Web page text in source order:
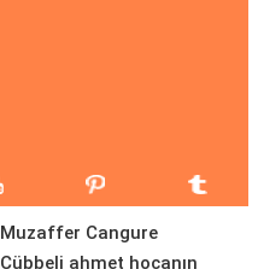
Muzaffer Cangure
Cübbeli ahmet hocanın